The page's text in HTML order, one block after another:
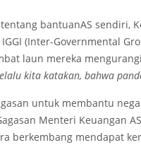
bantuanAS sendiri,
(Inter-Governmental
laun mereka
kita katakan, bahwa
untuk membantu
Menteri Keuangan
berkembang mendapat